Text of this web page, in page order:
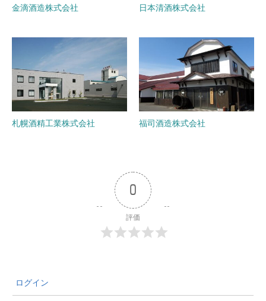
金滴酒造株式会社 日本清酒株式会社
札幌酒精工業株式会社 福司酒造株式会社
0
評価
ログイン